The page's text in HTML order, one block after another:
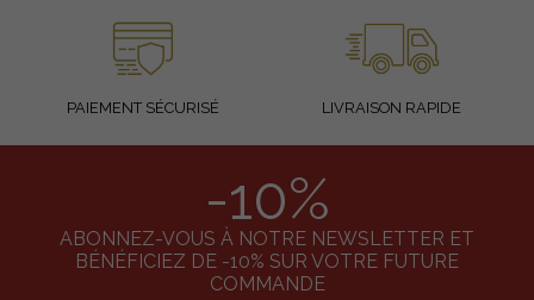
PAIEMENT SÉCURISÉ LIVRAISON RAPIDE
-10%
ABONNEZ-VOUS À NOTRE NEWSLETTER ET
BÉNÉFICIEZ DE -10% SUR VOTRE FUTURE
COMMANDE